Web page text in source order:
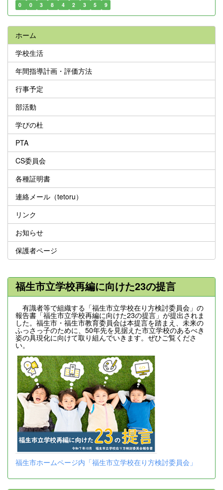
0 0 3 8 4 2 3 5 9
ホーム
学校生活
年間指導計画・評価方法
行事予定
部活動
学びの杜
PTA
CS委員会
各種証明書
連絡メール（tetoru）
リンク
お知らせ
保護者ページ
福生市立学校再編に向けた23の提言
有識者等で組織する「福生市立学校在り方検討委員会」の
報告書「福生市立学校再編に向けた23の提言」が提出されま
した。福生市・福生市教育委員会は本提言を踏まえ、未来の
ふっさっ子のために、50年先を見据えた市立学校のあるべき
姿の具現化に向けて取り組んでいきます。ぜひご覧くださ
い。
福生市ホームページ内「福生市立学校在り方検討委員会」